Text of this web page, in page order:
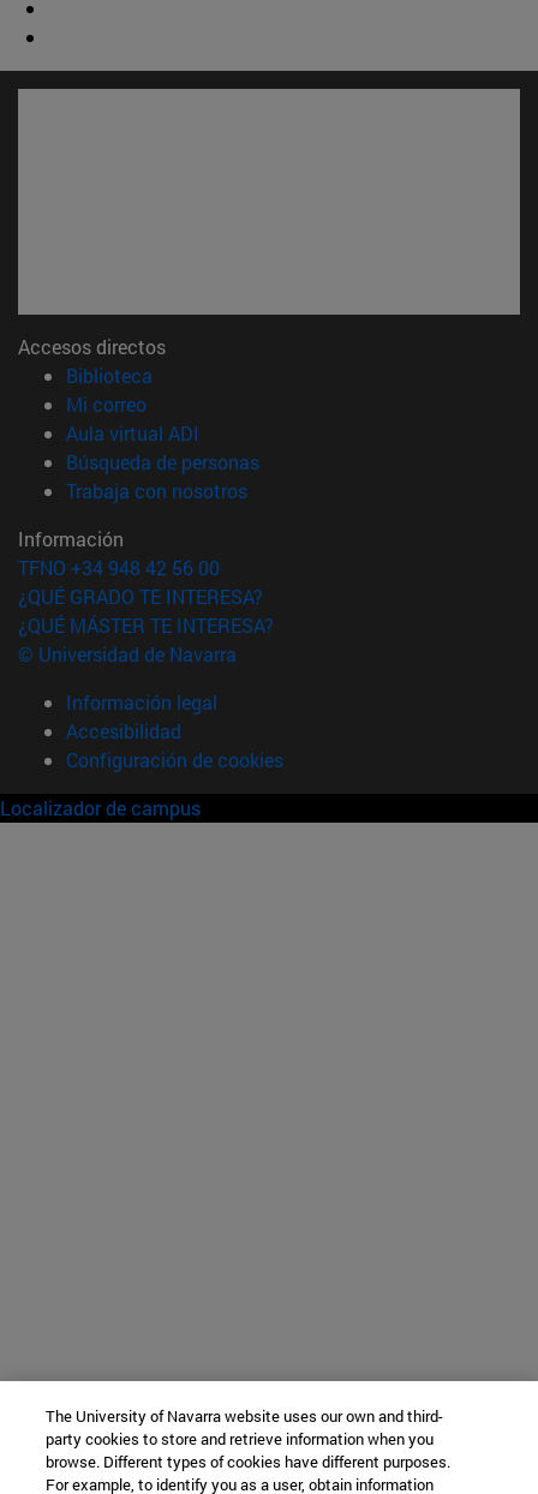
Accesos directos
Biblioteca
Mi correo(abre en nueva ventana)
Aula virtual ADI
Búsqueda de personas(abre en nueva ventana)
Trabaja con nosotros(abre en nueva ventana)
Información
TFNO +34 948 42 56 00
¿QUÉ GRADO TE INTERESA?
¿QUÉ MÁSTER TE INTERESA?
© Universidad de Navarra
Información legal
Accesibilidad
Configuración de cookies
Localizador de campus
The University of Navarra website uses our own and third-
party cookies to store and retrieve information when you
browse. Different types of cookies have different purposes.
For example, to identify you as a user, obtain information